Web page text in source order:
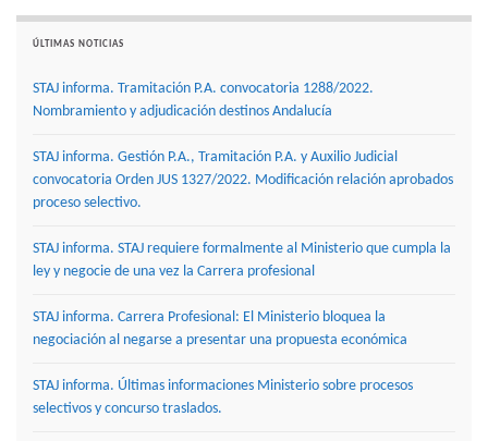
ÚLTIMAS NOTICIAS
STAJ informa. Tramitación P.A. convocatoria 1288/2022.
Nombramiento y adjudicación destinos Andalucía
STAJ informa. Gestión P.A., Tramitación P.A. y Auxilio Judicial
convocatoria Orden JUS 1327/2022. Modificación relación aprobados
proceso selectivo.
STAJ informa. STAJ requiere formalmente al Ministerio que cumpla la
ley y negocie de una vez la Carrera profesional
STAJ informa. Carrera Profesional: El Ministerio bloquea la
negociación al negarse a presentar una propuesta económica
STAJ informa. Últimas informaciones Ministerio sobre procesos
selectivos y concurso traslados.